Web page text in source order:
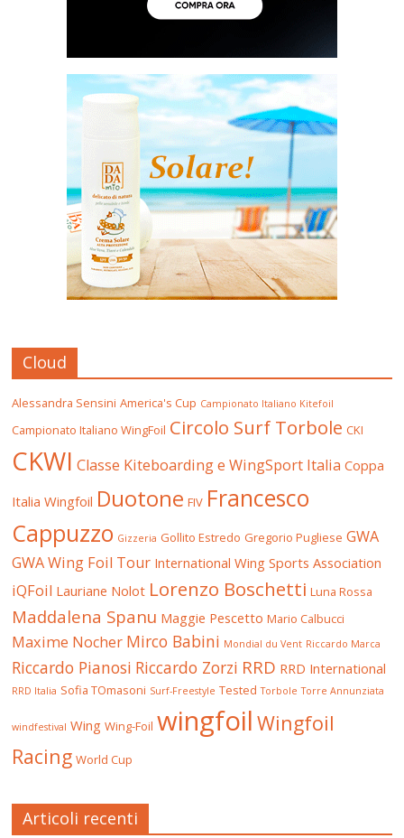
Cloud
Alessandra Sensini America's Cup Campionato Italiano Kitefoil
Campionato Italiano WingFoil Circolo Surf Torbole CKI
CKWI Classe Kiteboarding e WingSport Italia Coppa
Italia Wingfoil Duotone FIV Francesco
Cappuzzo Gizzeria Gollito Estredo Gregorio Pugliese GWA
GWA Wing Foil Tour International Wing Sports Association
iQFoil Lauriane Nolot Lorenzo Boschetti Luna Rossa
Maddalena Spanu Maggie Pescetto Mario Calbucci
Maxime Nocher Mirco Babini Mondial du Vent Riccardo Marca
Riccardo Pianosi Riccardo Zorzi RRD RRD International
RRD Italia Sofia TOmasoni Surf-Freestyle Tested Torbole Torre Annunziata
windfestival Wing Wing-Foil wingfoil Wingfoil
Racing World Cup
Articoli recenti